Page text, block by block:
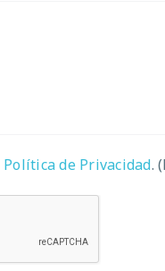
Política de Privacidad.